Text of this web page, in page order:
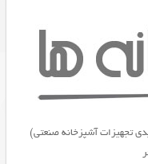
تجهیزات آشپزخانه صنعتی)